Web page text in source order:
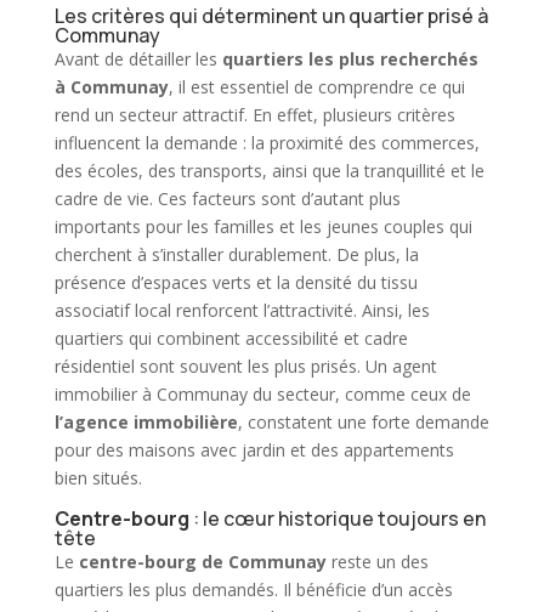
Les critères qui déterminent un quartier prisé à
Communay
Avant de détailler les quartiers les plus recherchés
à Communay, il est essentiel de comprendre ce qui
rend un secteur attractif. En effet, plusieurs critères
influencent la demande : la proximité des commerces,
des écoles, des transports, ainsi que la tranquillité et le
cadre de vie. Ces facteurs sont d’autant plus
importants pour les familles et les jeunes couples qui
cherchent à s’installer durablement. De plus, la
présence d’espaces verts et la densité du tissu
associatif local renforcent l’attractivité. Ainsi, les
quartiers qui combinent accessibilité et cadre
résidentiel sont souvent les plus prisés. Un agent
immobilier à Communay du secteur, comme ceux de
l’agence immobilière, constatent une forte demande
pour des maisons avec jardin et des appartements
bien situés.
Centre-bourg : le cœur historique toujours en
tête
Le centre-bourg de Communayreste un des
quartiers les plus demandés. Il bénéficie d’un accès